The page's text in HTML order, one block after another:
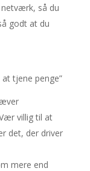
så du
godt at du
tjene penge”
villig til at
det, der driver
mere end